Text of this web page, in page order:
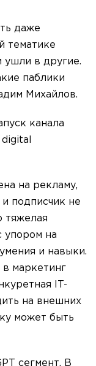
даже
тематике
ушли в другие.
паблики
Михайлов.
канала
на рекламу,
подписчик не
тяжелая
упором на
и навыки.
в маркетинг
IT-
на внешних
может быть
сегмент. В